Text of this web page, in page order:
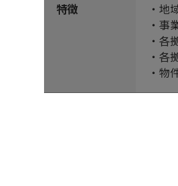
特徴
・地
・事
・各
・各
・物